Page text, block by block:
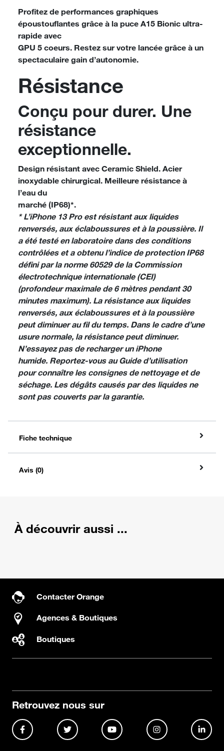
Profitez de performances graphiques
époustouflantes grâce à la puce A15 Bionic ultra-
rapide avec
GPU 5 coeurs. Restez sur votre lancée grâce à un
spectaculaire gain d’autonomie.
Résistance
Conçu pour durer. Une
résistance
exceptionnelle.
Design résistant avec Ceramic Shield. Acier
inoxydable chirurgical. Meilleure résistance à
l’eau du
marché (IP68)*.
* L’iPhone 13 Pro est résistant aux liquides
renversés, aux éclaboussures et à la poussière. Il
a été testé en laboratoire dans des conditions
contrôlées et a obtenu l’indice de protection IP68
défini par la norme 60529 de la Commission
électrotechnique internationale (CEI)
(profondeur maximale de 6 mètres pendant 30
minutes maximum). La résistance aux liquides
renversés, aux éclaboussures et à la poussière
peut diminuer au fil du temps. Dans le cadre d’une
usure normale, la résistance peut diminuer.
N’essayez pas de recharger un iPhone
humide. Reportez‑vous au Guide d’utilisation
pour connaître les consignes de nettoyage et de
séchage. Les dégâts causés par des liquides ne
sont pas couverts par la garantie.
Fiche technique
Avis (0)
À découvrir aussi ...
Contacter Orange
Agences & Boutiques
Boutiques
Retrouvez nous sur